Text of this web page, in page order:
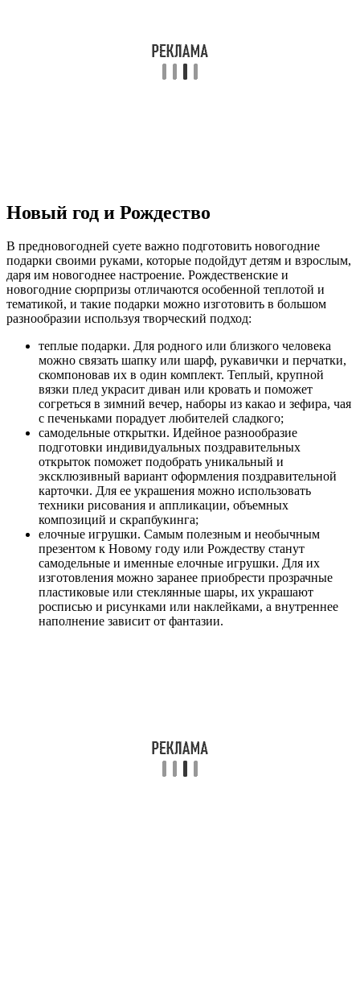
Новый год и Рождество
В предновогодней суете важно подготовить новогодние
подарки своими руками, которые подойдут детям и взрослым,
даря им новогоднее настроение. Рождественские и
новогодние сюрпризы отличаются особенной теплотой и
тематикой, и такие подарки можно изготовить в большом
разнообразии используя творческий подход:
теплые подарки. Для родного или близкого человека
можно связать шапку или шарф, рукавички и перчатки,
скомпоновав их в один комплект. Теплый, крупной
вязки плед украсит диван или кровать и поможет
согреться в зимний вечер, наборы из какао и зефира, чая
с печеньками порадует любителей сладкого;
самодельные открытки. Идейное разнообразие
подготовки индивидуальных поздравительных
открыток поможет подобрать уникальный и
эксклюзивный вариант оформления поздравительной
карточки. Для ее украшения можно использовать
техники рисования и аппликации, объемных
композиций и скрапбукинга;
елочные игрушки. Самым полезным и необычным
презентом к Новому году или Рождеству станут
самодельные и именные елочные игрушки. Для их
изготовления можно заранее приобрести прозрачные
пластиковые или стеклянные шары, их украшают
росписью и рисунками или наклейками, а внутреннее
наполнение зависит от фантазии.